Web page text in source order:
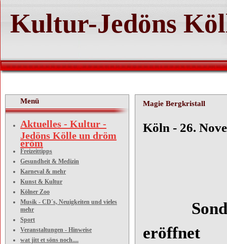
Kultur-Jedöns
Menü
Aktuelles - Kultur -
Jedöns Kölle un dröm
eröm
Freizeittipps
Gesundheit & Medizin
Karneval & mehr
Kunst & Kultur
Kölner Zoo
Musik - CD´s, Neuigkeiten und vieles
mehr
Sport
Veranstaltungen - Hinweise
wat jitt et söns noch....
Magie Bergkristall
Köln - 26.
eröffnet